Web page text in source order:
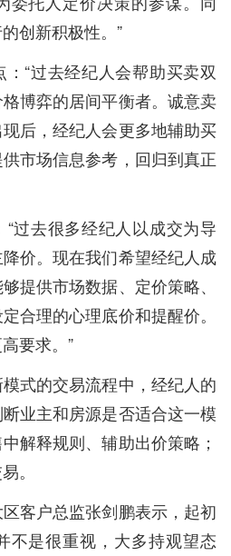
创新积极性。”
“过去经纪人会帮助买卖双
博弈的居间平衡者。诚意卖
后，经纪人会更多地辅助买
市场信息参考，回归到真正
过去很多经纪人以成交为导
价。现在我们希望经纪人成
提供市场数据、定价策略、
合理的心理底价和提醒价。
要求。”
式的交易流程中，经纪人的
业主和房源是否适合这一模
解释规则、辅助出价策略；
。
客户总监张剑鹏表示，起初
不是很重视，大多持观望态